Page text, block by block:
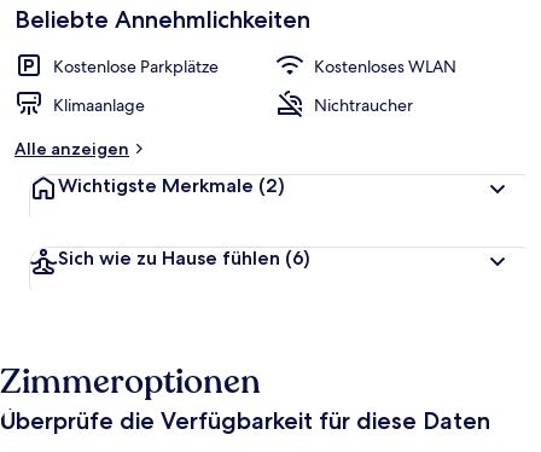
Beliebte Annehmlichkeiten
Kostenlose Parkplätze
Kostenloses WLAN
Klimaanlage
Nichtraucher
Alle anzeigen
Wichtigste Merkmale (2)
Sich wie zu Hause fühlen (6)
Zimmeroptionen
Überprüfe die Verfügbarkeit für diese Daten